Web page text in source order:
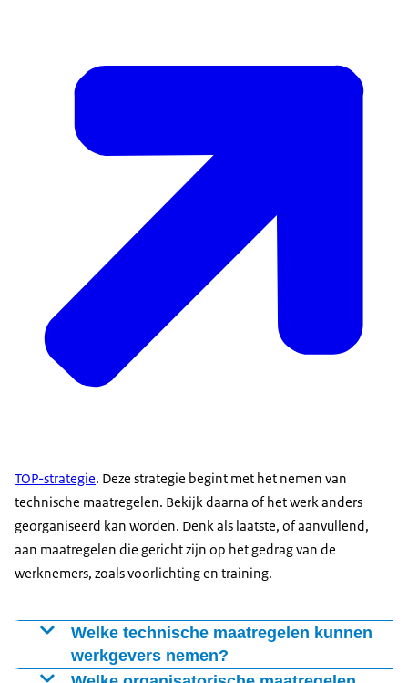
TOP-strategie. Deze strategie begint met het nemen van
technische maatregelen. Bekijk daarna of het werk anders
georganiseerd kan worden. Denk als laatste, of aanvullend,
aan maatregelen die gericht zijn op het gedrag van de
werknemers, zoals voorlichting en training.
Welke technische maatregelen kunnen
werkgevers nemen?